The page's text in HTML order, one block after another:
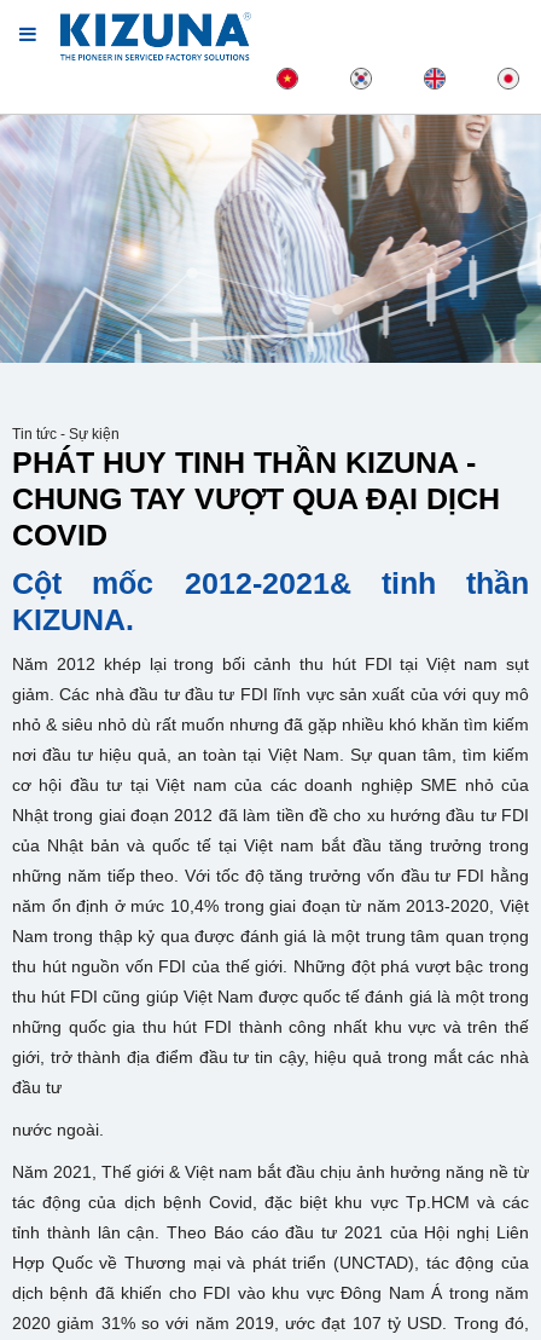
Tin tức - Sự kiện
PHÁT HUY TINH THẦN KIZUNA -
CHUNG TAY VƯỢT QUA ĐẠI DỊCH
COVID
Cột mốc 2012-2021& tinh thần
KIZUNA.
Năm 2012 khép lại trong bối cảnh thu hút FDI tại Việt nam sụt
giảm. Các nhà đầu tư đầu tư FDI lĩnh vực sản xuất của với quy mô
nhỏ & siêu nhỏ dù rất muốn nhưng đã gặp nhiều khó khăn tìm kiếm
nơi đầu tư hiệu quả, an toàn tại Việt Nam. Sự quan tâm, tìm kiếm
cơ hội đầu tư tại Việt nam của các doanh nghiệp SME nhỏ của
Nhật trong giai đoạn 2012 đã làm tiền đề cho xu hướng đầu tư FDI
của Nhật bản và quốc tế tại Việt nam bắt đầu tăng trưởng trong
những năm tiếp theo. Với tốc độ tăng trưởng vốn đầu tư FDI hằng
năm ổn định ở mức 10,4% trong giai đoạn từ năm 2013-2020, Việt
Nam trong thập kỷ qua được đánh giá là một trung tâm quan trọng
thu hút nguồn vốn FDI của thế giới. Những đột phá vượt bậc trong
thu hút FDI cũng giúp Việt Nam được quốc tế đánh giá là một trong
những quốc gia thu hút FDI thành công nhất khu vực và trên thế
giới, trở thành địa điểm đầu tư tin cậy, hiệu quả trong mắt các nhà
đầu tư
nước ngoài.
Năm 2021, Thế giới & Việt nam bắt đầu chịu ảnh hưởng năng nề từ
tác động của dịch bệnh Covid, đặc biệt khu vực Tp.HCM và các
tỉnh thành lân cận. Theo Báo cáo đầu tư 2021 của Hội nghị Liên
Hợp Quốc về Thương mại và phát triển (UNCTAD), tác động của
dịch bệnh đã khiến cho FDI vào khu vực Đông Nam Á trong năm
2020 giảm 31% so với năm 2019, ước đạt 107 tỷ USD. Trong đó,